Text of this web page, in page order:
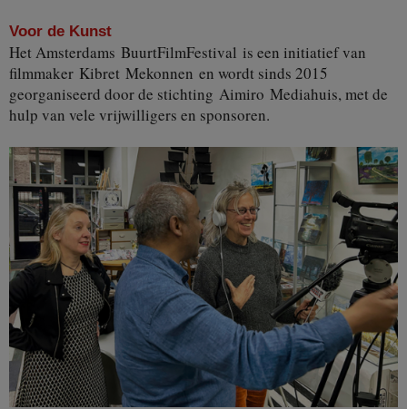
Voor de Kunst
Het Amsterdams BuurtFilmFestival is een initiatief van
filmmaker Kibret Mekonnen en wordt sinds 2015
georganiseerd door de stichting Aimiro Mediahuis, met de
hulp van vele vrijwilligers en sponsoren.